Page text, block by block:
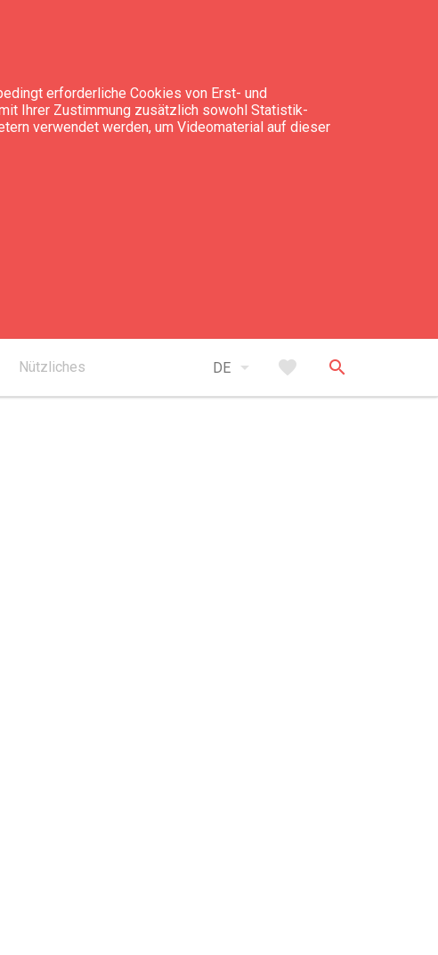
erforderliche Cookies von Erst- und
Ihrer Zustimmung zusätzlich sowohl Statistik-
verwendet werden, um Videomaterial auf dieser
Nützliches DE arrow_drop_down favorite search